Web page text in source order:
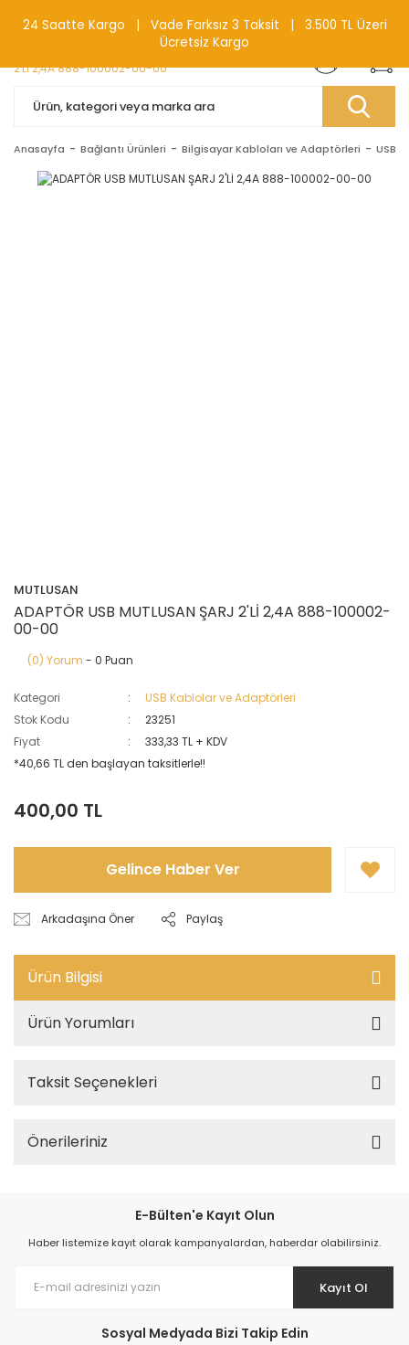
0(212) 240 87 88
Anasayfa Bağlantı Ürünleri Bilgisayar Kabloları ve Adaptörleri USB
MUTLUSAN
ADAPTÖR USB MUTLUSAN ŞARJ 2'Lİ 2,4A 888-100002-
00-00
(0) Yorum - 0 Puan
Kategori
USB Kablolar ve Adaptörleri
Stok Kodu
23251
Fiyat
333,33 TL + KDV
*40,66 TL den başlayan taksitlerle!!
400,00 TL
Gelince Haber Ver
Arkadaşına Öner Paylaş
Ürün Bilgisi
Ürün Yorumları
Taksit Seçenekleri
Önerileriniz
E-Bülten'e Kayıt Olun
Haber listemize kayıt olarak kampanyalardan, haberdar olabilirsiniz.
Kayıt Ol
Sosyal Medyada Bizi Takip Edin
24 Saatte Kargo | Vade Farksız 3 Taksit | 3.500 TL Üzeri
Ücretsiz Kargo